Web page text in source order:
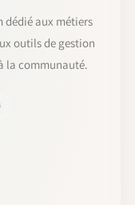
dédié aux métiers
outils de gestion
la communauté.